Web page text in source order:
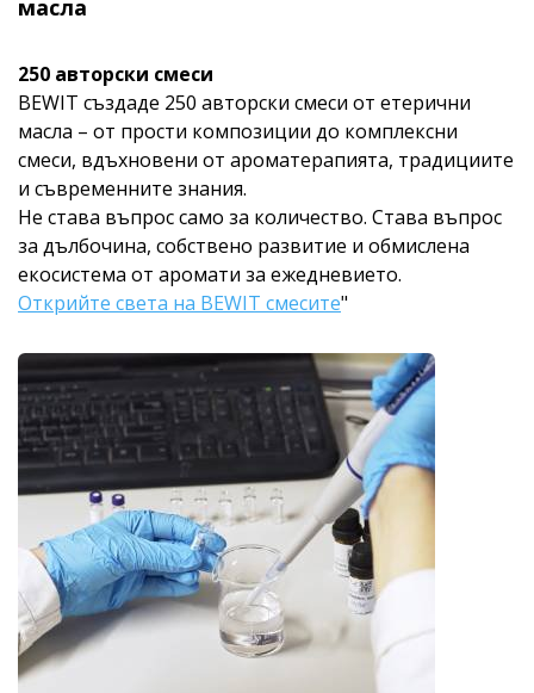
масла
250 авторски смеси
BEWIT създаде 250 авторски смеси от етерични
масла – от прости композиции до комплексни
смеси, вдъхновени от ароматерапията, традициите
и съвременните знания.
Не става въпрос само за количество. Става въпрос
за дълбочина, собствено развитие и обмислена
екосистема от аромати за ежедневието.
Открийте света на BEWIT смесите"